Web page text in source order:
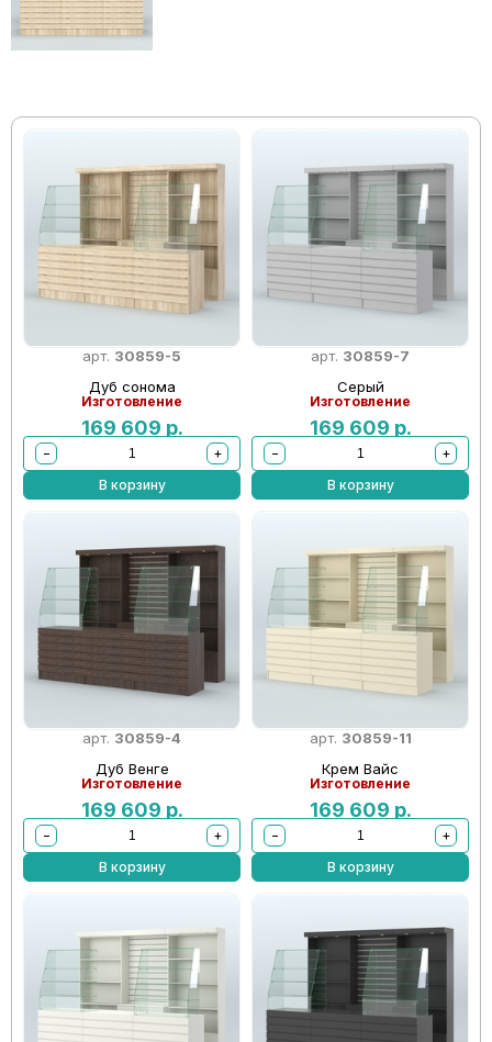
арт. 30859-5
Дуб сонома
Изготовление
169 609 р.
−
+
В корзину
арт. 30859-7
Серый
Изготовление
169 609 р.
−
+
В корзину
арт. 30859-4
Дуб Венге
Изготовление
169 609 р.
−
+
В корзину
арт. 30859-11
Крем Вайс
Изготовление
169 609 р.
−
+
В корзину